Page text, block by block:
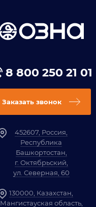
8 800 250 21 01
Заказать звонок
452607, Россия,
Республика
Башкортостан,
г. Октябрьский,
ул. Северная, 60
130000, Казахстан,
Мангистауская область,